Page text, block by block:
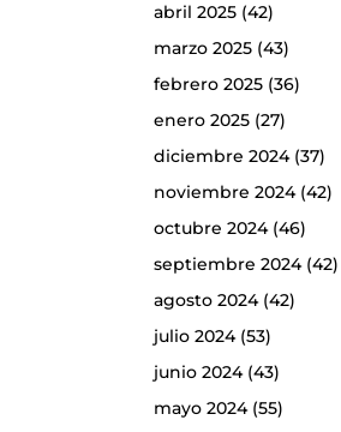
abril 2025(42)
marzo 2025(43)
febrero 2025(36)
enero 2025(27)
diciembre 2024(37)
noviembre 2024(42)
octubre 2024(46)
septiembre 2024(42)
agosto 2024(42)
julio 2024(53)
junio 2024(43)
mayo 2024(55)